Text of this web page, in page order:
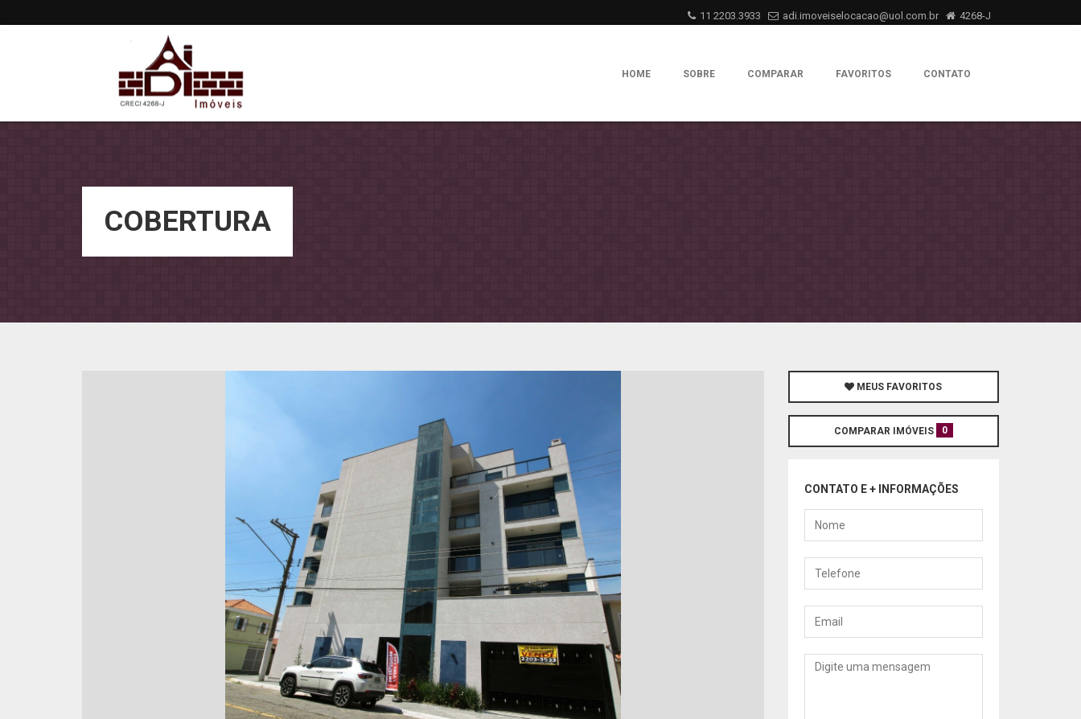
11 2203.3933 adi.imoveiselocacao@uol.com.br 4268-J
HOME SOBRE COMPARAR FAVORITOS CONTATO
COBERTURA
MEUS FAVORITOS
COMPARAR IMÓVEIS 0
CONTATO E + INFORMAÇÕES
Nome
Telefone
Email
Mensagem